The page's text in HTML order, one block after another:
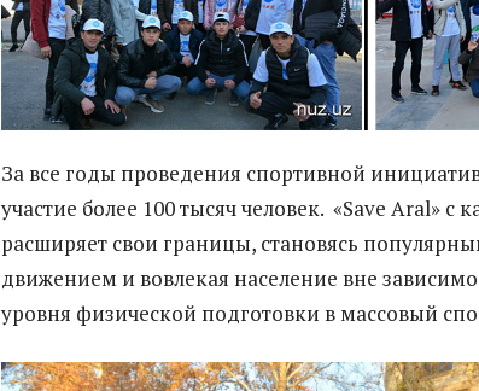
За все годы проведения спортивной
участие более 100 тысяч человек. «Save Aral» с
расширяет свои границы, становясь
движением и вовлекая население вне
уровня физической подготовки в массовый